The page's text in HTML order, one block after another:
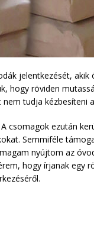
jelentkezését,
hogy röviden
tudja kézbesíteni
csomagok ezután
Semmiféle
nyújtom az
hogy írjanak egy